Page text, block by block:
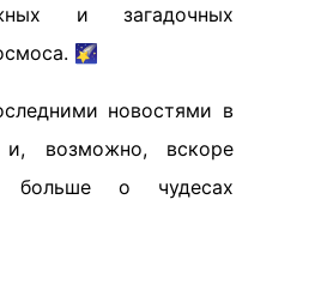
и загадочных
🌠
новостями в
возможно, вскоре
больше о чудесах